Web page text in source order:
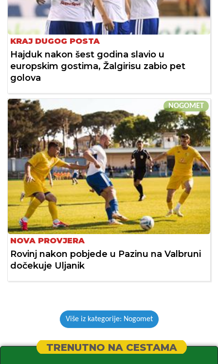
KRAJ DUGOG POSTA
Hajduk nakon šest godina slavio u
europskim gostima, Žalgirisu zabio pet
golova
NOGOMET
NOVA PROVJERA
Rovinj nakon pobjede u Pazinu na Valbruni
dočekuje Uljanik
Više iz kategorije: Nogomet
TRENUTNO NA CESTAMA